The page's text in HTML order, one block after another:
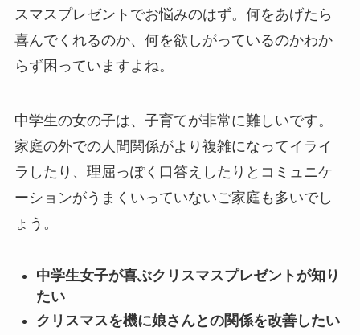
スマスプレゼントでお悩みのはず。何をあげたら
喜んでくれるのか、何を欲しがっているのかわか
らず困っていますよね。
中学生の女の子は、子育てが非常に難しいです。
家庭の外での人間関係がより複雑になってイライ
ラしたり、理屈っぽく口答えしたりとコミュニケ
ーションがうまくいっていないご家庭も多いでし
ょう。
中学生女子が喜ぶクリスマスプレゼントが知り
たい
クリスマスを機に娘さんとの関係を改善したい